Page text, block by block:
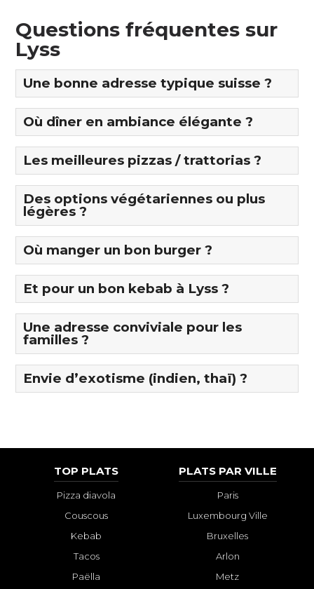
Questions fréquentes sur
Lyss
Une bonne adresse typique suisse ?
Où dîner en ambiance élégante ?
Les meilleures pizzas / trattorias ?
Des options végétariennes ou plus
légères ?
Où manger un bon burger ?
Et pour un bon kebab à Lyss ?
Une adresse conviviale pour les
familles ?
Envie d’exotisme (indien, thaï) ?
TOP PLATS
Pizza diavola
Couscous
Kebab
Tacos
Paëlla
PLATS PAR VILLE
Paris
Luxembourg Ville
Bruxelles
Arlon
Metz